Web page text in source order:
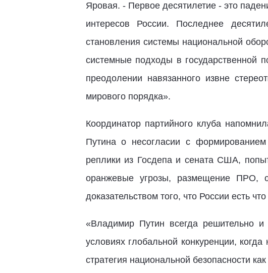
Яровая. - Первое десятилетие - это
интересов России. Последнее
становления системы национальной
системные подходы в государственной
преодолении навязанного извне
мирового порядка».
Координатор партийного клуба
Путина о несогласии с
реплики из Госдепа и сената США,
оранжевые угрозы, размещение ПРО,
доказательством того, что России есть
«Владимир Путин всегда решительно
условиях глобальной конкуренции,
стратегия национальной безопасности